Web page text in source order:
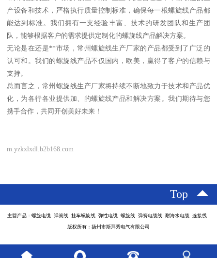
产设备和技术，严格执行质量控制标准，确保每一根螺旋线产品都
能达到标准。我们拥有一支经验丰富、技术的研发团队和生产团
队，能够根据客户的需求提供定制化的螺旋线产品解决方案。
无论是在还是**市场，常州螺旋线生产厂家的产品都受到了广泛的
认可和。我们的螺旋线产品不仅国内，欧美，赢得了客户的信赖与
支持。
总而言之，常州螺旋线生产厂家将持续不断地致力于技术和产品优
化，为各行各业提供加、的螺旋线产品和解决方案。我们期待与您
携手合作，共同开创美好未来！
m.yzkxlxdl.b2b168.com
Top
主营产品：螺旋电缆 弹簧线 挂车螺旋线 弹性电缆 螺旋线 弹簧电缆线 耐海水电缆 连接线
版权所有：扬州市斯拜秀电气有限公司